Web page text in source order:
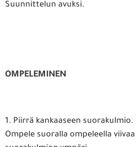
Suunnittelun avuksi.
OMPELEMINEN
1. Piirrä kankaaseen suorakulmio.
Ompele suoralla ompeleella